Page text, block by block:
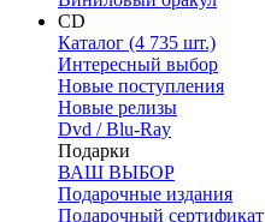
CD
Каталог (4 735 шт.)
Интересный выбор
Новые поступления
Новые релизы
Dvd / Blu-Ray
Подарки
ВАШ ВЫБОР
Подарочные издания
Подарочный сертификат